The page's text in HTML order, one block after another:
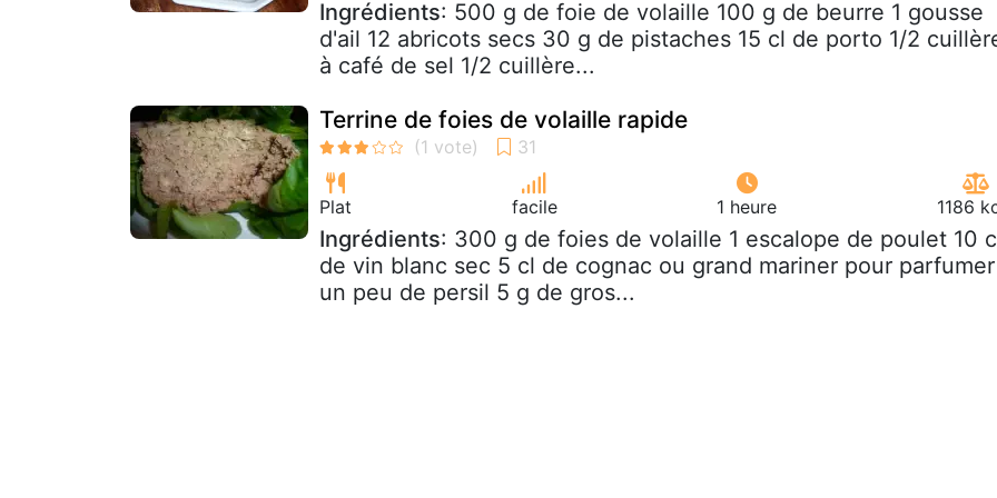
Ingrédients: 500 g de foie de volaille 100 g de beurre 1 gousse
d'ail 12 abricots secs 30 g de pistaches 15 cl de porto 1/2
à café de sel 1/2 cuillère...
Terrine de foies de volaille rapide
Plat facile 1 heure 1186
Ingrédients: 300 g de foies de volaille 1 escalope de poulet 10
de vin blanc sec 5 cl de cognac ou grand mariner pour parfumer
un peu de persil 5 g de gros...